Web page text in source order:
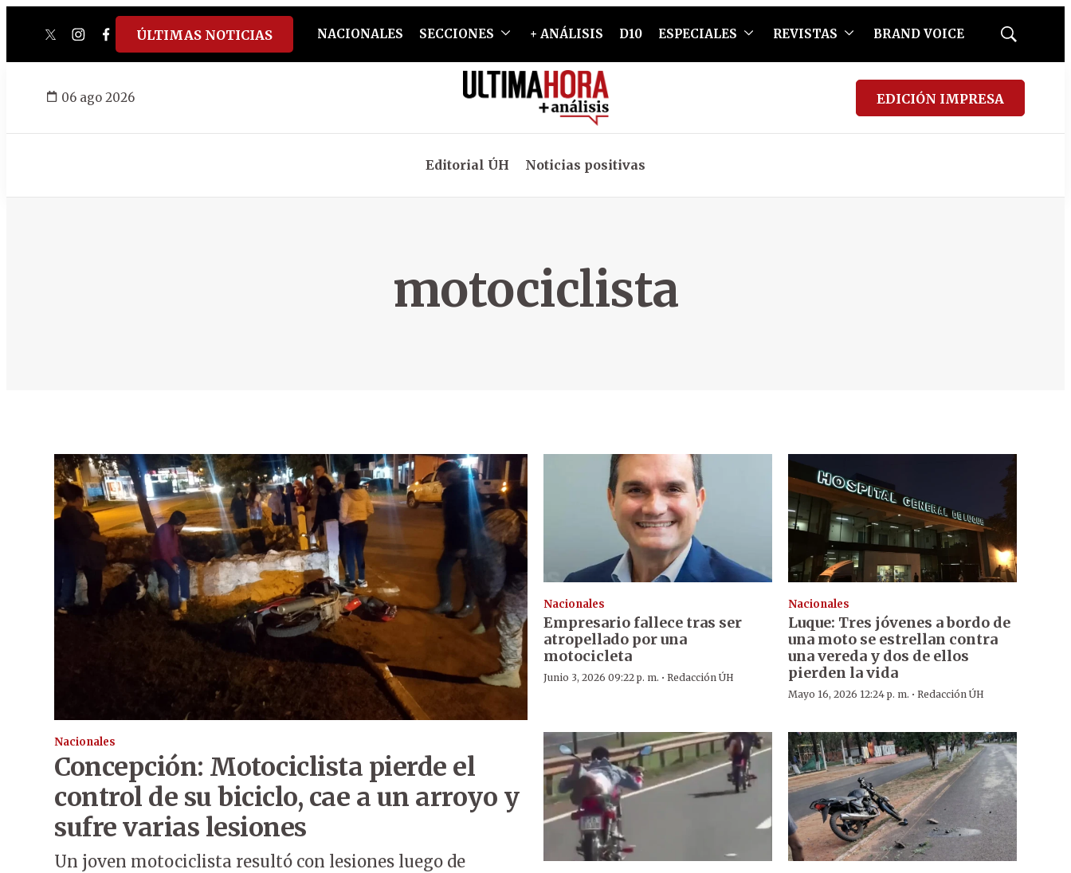
twitterinstagram
facebook
tiktokyoutube
spotify
ÚLTIMAS NOTICIAS NACIONALES SECCIONES + ANÁLISIS D10 ESPECIALES REVISTAS BRAND VOICE
Mostrar
06 ago 2026 EDICIÓN IMPRESA
Editorial ÚH Noticias positivas
motociclista
Nacionales
Concepción: Motociclista pierde el
control de su biciclo, cae a un arroyo y
sufre varias lesiones
Un joven motociclista resultó con lesiones luego de
Nacionales
Empresario fallece tras ser
atropellado por una
motocicleta
Junio 3, 2026 09:22 p. m. · Redacción ÚH
Nacionales
Luque: Tres jóvenes a bordo de
una moto se estrellan contra
una vereda y dos de ellos
pierden la vida
Mayo 16, 2026 12:24 p. m. · Redacción ÚH